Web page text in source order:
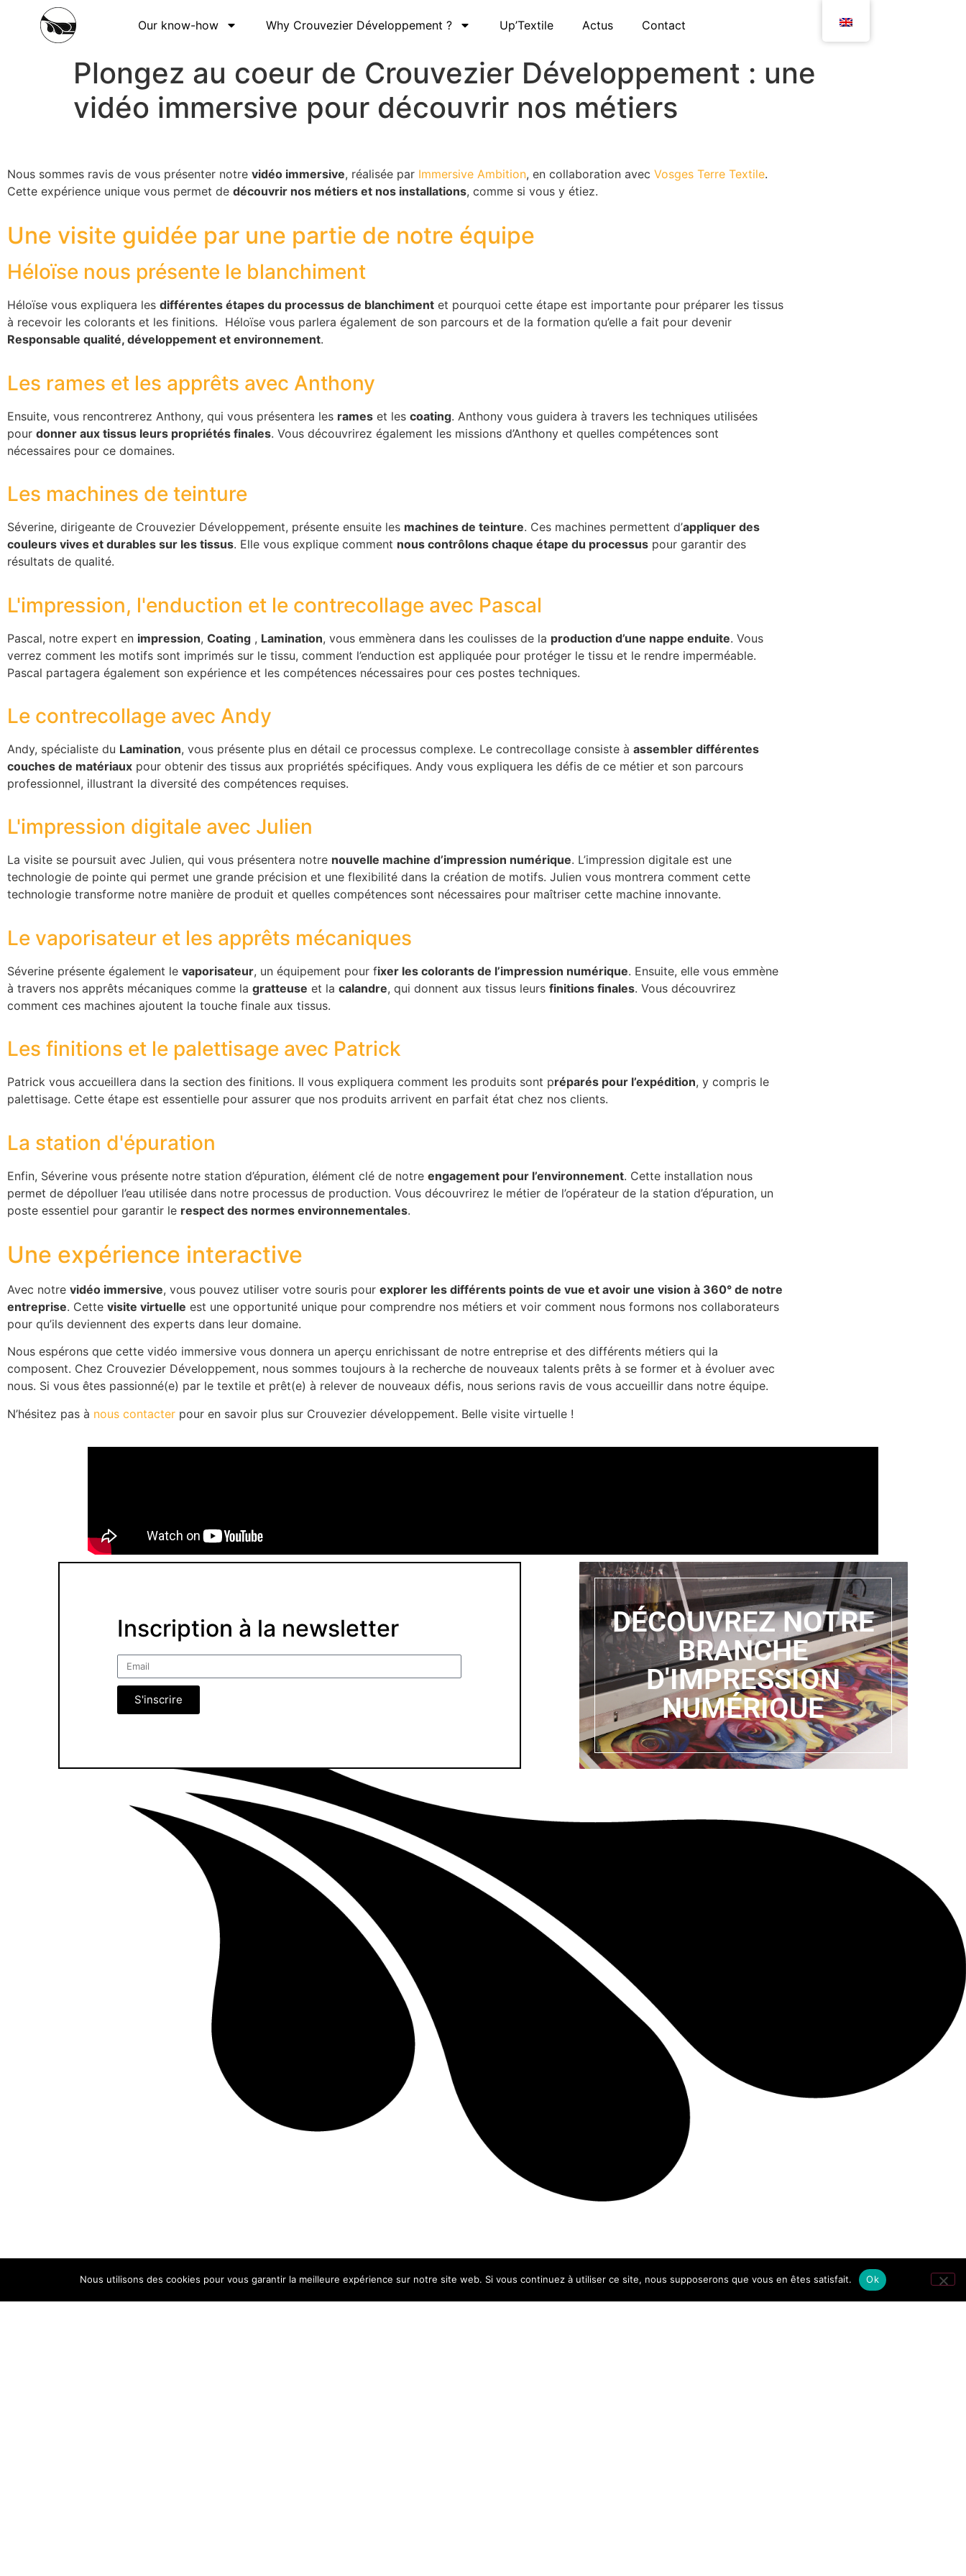
Our know-how Why Crouvezier Développement ? Up’Textile Actus Contact
Plongez au coeur de Crouvezier Développement : une
vidéo immersive pour découvrir nos métiers
Nous sommes ravis de vous présenter notre vidéo immersive, réalisée par Immersive Ambition, en collaboration avec Vosges Terre Textile.
Cette expérience unique vous permet de découvrir nos métiers et nos installations, comme si vous y étiez.
Une visite guidée par une partie de notre équipe
Héloïse nous présente le blanchiment
Héloïse vous expliquera les différentes étapes du processus de blanchiment et pourquoi cette étape est importante pour préparer les tissus
à recevoir les colorants et les finitions. Héloïse vous parlera également de son parcours et de la formation qu’elle a fait pour devenir
Responsable qualité, développement et environnement.
Les rames et les apprêts avec Anthony
Ensuite, vous rencontrerez Anthony, qui vous présentera les rames et les coating. Anthony vous guidera à travers les techniques utilisées
pour donner aux tissus leurs propriétés finales. Vous découvrirez également les missions d’Anthony et quelles compétences sont
nécessaires pour ce domaines.
Les machines de teinture
Séverine, dirigeante de Crouvezier Développement, présente ensuite les machines de teinture. Ces machines permettent d’appliquer des
couleurs vives et durables sur les tissus. Elle vous explique comment nous contrôlons chaque étape du processus pour garantir des
résultats de qualité.
L'impression, l'enduction et le contrecollage avec Pascal
Pascal, notre expert en impression, Coating , Lamination, vous emmènera dans les coulisses de la production d’une nappe enduite. Vous
verrez comment les motifs sont imprimés sur le tissu, comment l’enduction est appliquée pour protéger le tissu et le rendre imperméable.
Pascal partagera également son expérience et les compétences nécessaires pour ces postes techniques.
Le contrecollage avec Andy
Andy, spécialiste du Lamination, vous présente plus en détail ce processus complexe. Le contrecollage consiste à assembler différentes
couches de matériaux pour obtenir des tissus aux propriétés spécifiques. Andy vous expliquera les défis de ce métier et son parcours
professionnel, illustrant la diversité des compétences requises.
L'impression digitale avec Julien
La visite se poursuit avec Julien, qui vous présentera notre nouvelle machine d’impression numérique. L’impression digitale est une
technologie de pointe qui permet une grande précision et une flexibilité dans la création de motifs. Julien vous montrera comment cette
technologie transforme notre manière de produit et quelles compétences sont nécessaires pour maîtriser cette machine innovante.
Le vaporisateur et les apprêts mécaniques
Séverine présente également le vaporisateur, un équipement pour fixer les colorants de l’impression numérique. Ensuite, elle vous emmène
à travers nos apprêts mécaniques comme la gratteuse et la calandre, qui donnent aux tissus leurs finitions finales. Vous découvrirez
comment ces machines ajoutent la touche finale aux tissus.
Les finitions et le palettisage avec Patrick
Patrick vous accueillera dans la section des finitions. Il vous expliquera comment les produits sont préparés pour l’expédition, y compris le
palettisage. Cette étape est essentielle pour assurer que nos produits arrivent en parfait état chez nos clients.
La station d'épuration
Enfin, Séverine vous présente notre station d’épuration, élément clé de notre engagement pour l’environnement. Cette installation nous
permet de dépolluer l’eau utilisée dans notre processus de production. Vous découvrirez le métier de l’opérateur de la station d’épuration, un
poste essentiel pour garantir le respect des normes environnementales.
Une expérience interactive
Avec notre vidéo immersive, vous pouvez utiliser votre souris pour explorer les différents points de vue et avoir une vision à 360° de notre
entreprise. Cette visite virtuelle est une opportunité unique pour comprendre nos métiers et voir comment nous formons nos collaborateurs
pour qu’ils deviennent des experts dans leur domaine.
Nous espérons que cette vidéo immersive vous donnera un aperçu enrichissant de notre entreprise et des différents métiers qui la
composent. Chez Crouvezier Développement, nous sommes toujours à la recherche de nouveaux talents prêts à se former et à évoluer avec
nous. Si vous êtes passionné(e) par le textile et prêt(e) à relever de nouveaux défis, nous serions ravis de vous accueillir dans notre équipe.
N’hésitez pas à nous contacter pour en savoir plus sur Crouvezier développement. Belle visite virtuelle !
Inscription à la newsletter
S'inscrire
DÉCOUVREZ NOTRE
BRANCHE
D'IMPRESSION
NUMÉRIQUE
Nous utilisons des cookies pour vous garantir la meilleure expérience sur notre site web. Si vous continuez à utiliser ce site, nous supposerons que vous en êtes satisfait. Ok